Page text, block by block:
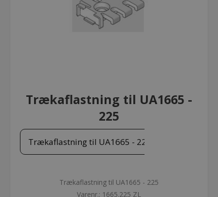
Trækaflastning til UA1665 -
225
Trækaflastning til UA1665 - 225
Trækaflastning til UA1665 - 225
Varenr.: 1665.225 ZL